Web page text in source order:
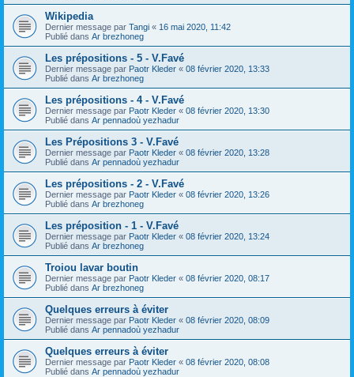
Wikipedia
Dernier message par Tangi « 16 mai 2020, 11:42
Publié dans Ar brezhoneg
Les prépositions - 5 - V.Favé
Dernier message par Paotr Kleder « 08 février 2020, 13:33
Publié dans Ar brezhoneg
Les prépositions - 4 - V.Favé
Dernier message par Paotr Kleder « 08 février 2020, 13:30
Publié dans Ar pennadoù yezhadur
Les Prépositions 3 - V.Favé
Dernier message par Paotr Kleder « 08 février 2020, 13:28
Publié dans Ar pennadoù yezhadur
Les prépositions - 2 - V.Favé
Dernier message par Paotr Kleder « 08 février 2020, 13:26
Publié dans Ar brezhoneg
Les préposition - 1 - V.Favé
Dernier message par Paotr Kleder « 08 février 2020, 13:24
Publié dans Ar brezhoneg
Troiou lavar boutin
Dernier message par Paotr Kleder « 08 février 2020, 08:17
Publié dans Ar brezhoneg
Quelques erreurs à éviter
Dernier message par Paotr Kleder « 08 février 2020, 08:09
Publié dans Ar pennadoù yezhadur
Quelques erreurs à éviter
Dernier message par Paotr Kleder « 08 février 2020, 08:08
Publié dans Ar pennadoù yezhadur